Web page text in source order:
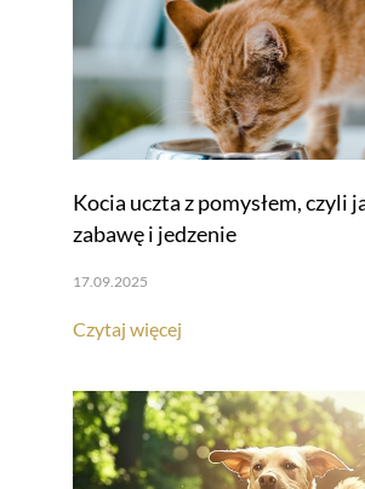
Kocia uczta z pomysłem, czyli
zabawę i jedzenie
17.09.2025
Czytaj więcej